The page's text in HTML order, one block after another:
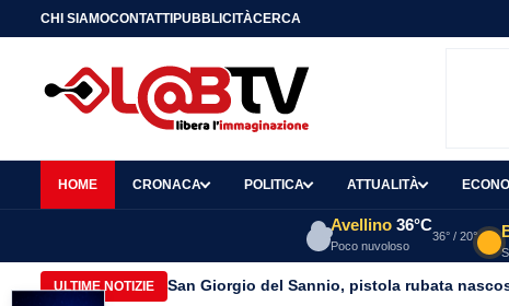
CHI SIAMOCONTATTIPUBBLICITÀCERCA
HOME CRONACA POLITICA ATTUALITÀ
Avellino 36°C
Poco nuvoloso
36° / 20°
ULTIME NOTIZIE San Giorgio del Sannio, pistola rubata